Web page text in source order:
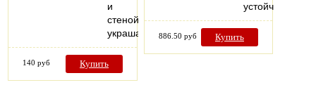
и
стеной,также
украшают…
140 руб Купить
устойчив…
886.50 руб Купить